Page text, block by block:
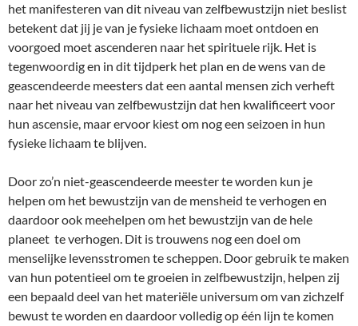
het manifesteren van dit niveau van zelfbewustzijn niet beslist
betekent dat jij je van je fysieke lichaam moet ontdoen en
voorgoed moet ascenderen naar het spirituele rijk. Het is
tegenwoordig en in dit tijdperk het plan en de wens van de
geascendeerde meesters dat een aantal mensen zich verheft
naar het niveau van zelfbewustzijn dat hen kwalificeert voor
hun ascensie, maar ervoor kiest om nog een seizoen in hun
fysieke lichaam te blijven.
Door zo’n niet-geascendeerde meester te worden kun je
helpen om het bewustzijn van de mensheid te verhogen en
daardoor ook meehelpen om het bewustzijn van de hele
planeet te verhogen. Dit is trouwens nog een doel om
menselijke levensstromen te scheppen. Door gebruik te maken
van hun potentieel om te groeien in zelfbewustzijn, helpen zij
een bepaald deel van het materiële universum om van zichzelf
bewust te worden en daardoor volledig op één lijn te komen